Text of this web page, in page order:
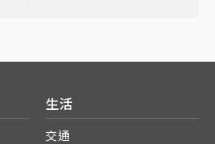
生活
交通